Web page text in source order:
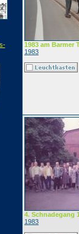
1983 am Barmer
1983
4. Schnadegang
1983